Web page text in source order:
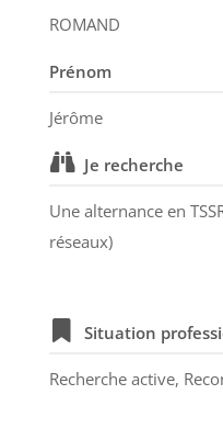
ROMAND
Prénom
Jérôme
Je recherche
Une alternance en
réseaux)
Situation
Recherche active,